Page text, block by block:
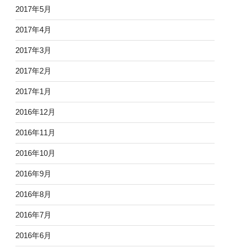
2017年5月
2017年4月
2017年3月
2017年2月
2017年1月
2016年12月
2016年11月
2016年10月
2016年9月
2016年8月
2016年7月
2016年6月